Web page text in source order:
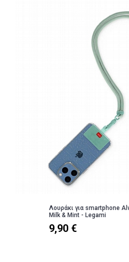
Λουράκι για smartphone
Milk & Mint - Legami
9,90 €